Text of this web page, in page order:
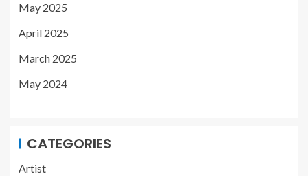
May 2025
April 2025
March 2025
May 2024
CATEGORIES
Artist